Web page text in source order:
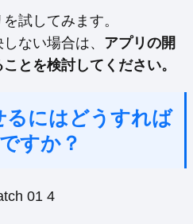
試してみます。
ない場合は、 アプリの開
とを検討してください。
るにはどうすれば
すか？